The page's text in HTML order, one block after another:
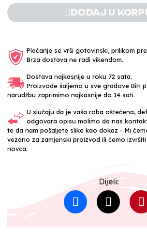
DODAJ U
Plaćanje se vrši gotovinski, prilikom
Brza dostava ne radi vikendom.
Dostava najkasnije u roku 72 sata.
Proizvode šaljemo u sve gradove BiH
narudžbu zaprimimo najkasnije do 14 sati.
U slučaju da je vaša roba oštećena,
odgovara opisu molimo da nas
te da nam pošaljete slike kao dokaz - Mi
vezano za zamjenski proizvod ili ćemo
novca.
Dijeli: